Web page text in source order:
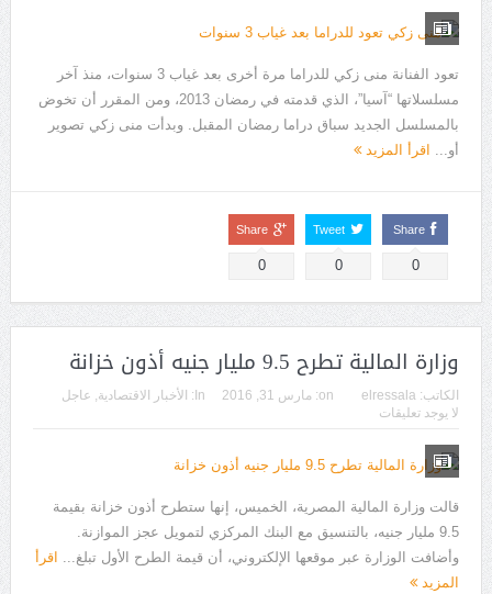
تعود الفنانة منى زكي للدراما مرة أخرى بعد غياب 3 سنوات، منذ آخر
مسلسلاتها “آسيا”، الذي قدمته في رمضان 2013، ومن المقرر أن تخوض
بالمسلسل الجديد سباق دراما رمضان المقبل. وبدأت منى زكي تصوير
أو... اقرأ المزيد
Share
0
Tweet
0
Share
0
وزارة المالية تطرح 9.5 مليار جنيه أذون خزانة
الكاتب: elressala
on: مارس 31, 2016 In: الأخبار الاقتصادية, عاجل
لا يوجد تعليقات
قالت وزارة المالية المصرية، الخميس، إنها ستطرح أذون خزانة بقيمة
9.5 مليار جنيه، بالتنسيق مع البنك المركزي لتمويل عجز الموازنة.
وأضافت الوزارة عبر موقعها الإلكتروني، أن قيمة الطرح الأول تبلغ... اقرأ
المزيد